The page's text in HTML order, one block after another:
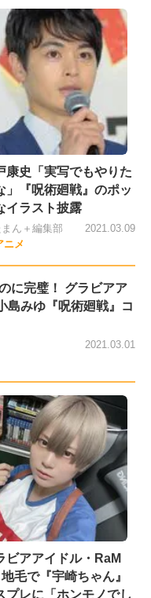
康史「実写でもやりた
」『呪術廻戦』のポッ
イラスト披露
ん＋編集部
ニメ
2021.03.09
に完璧！ グラビアア
島みゆ『呪術廻戦』コ
2021.03.01
ビアアイドル・RaM
毛で『宇崎ちゃん』
プレに「ホンモノでし